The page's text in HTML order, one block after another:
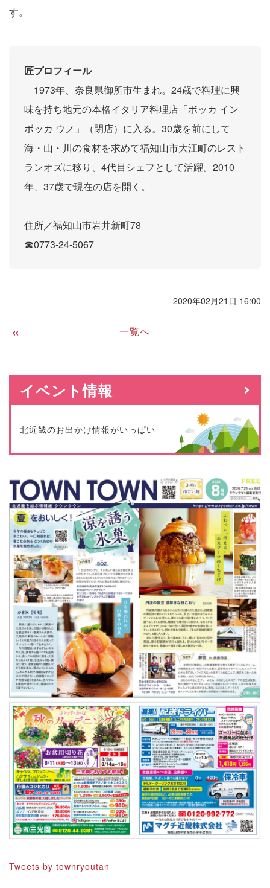
す。
匠プロフィール
1973年、奈良県御所市生まれ。24歳で料理に興
味を持ち地元の本格イタリア料理店「ボッカ イン
ボッカ ウノ」（閉店）に入る。30歳を前にして
海・山・川の食材を求めて福知山市大江町のレスト
ランオズに移り、4代目シェフとして活躍。2010
年、37歳で現在の店を開く。
住所／福知山市岩井新町78
☎0773-24-5067
2020年02月21日 16:00
« 一覧へ
イベント情報
北近畿のお出かけ情報がいっぱい
Tweets by townryoutan